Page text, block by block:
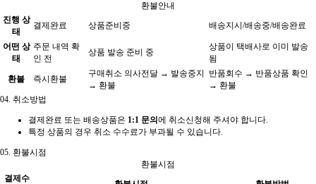
환불안내
진행 상
태
결제완료 상품준비중 배송지시/배송중/배송완료
어떤 상
태
주문 내역 확
인 전
상품 발송 준비 중
상품이 택배사로 이미 발송
됨
환불 즉시환불
구매취소 의사전달 → 발송중지
→ 환불
반품회수 → 반품상품 확인
→ 환불
04. 취소방법
결제완료 또는 배송상품은 1:1 문의 에 취소신청해 주셔야 합니다.
특정 상품의 경우 취소 수수료가 부과될 수 있습니다.
05. 환불시점
환불시점
결제수